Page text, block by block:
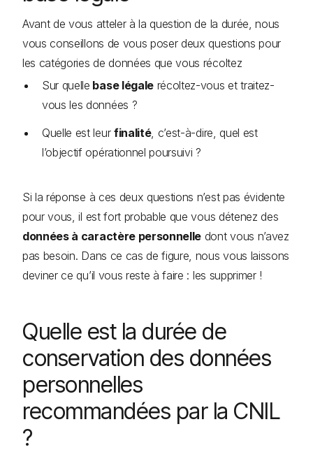
Avant de vous atteler à la question de la durée, nous
vous conseillons de vous poser deux questions pour
les catégories de données que vous récoltez
Sur quelle base légalerécoltez-vous et traitez-
vous les données ?
Quelle est leur finalité, c’est-à-dire, quel est
l’objectif opérationnel poursuivi ?
Si la réponse à ces deux questions n’est pas évidente
pour vous, il est fort probable que vous détenez des
données à caractère personnelle dont vous n’avez
pas besoin. Dans ce cas de figure, nous vous laissons
deviner ce qu’il vous reste à faire : les supprimer !
Quelle est la durée de
conservation des données
personnelles
recommandées par la CNIL
?